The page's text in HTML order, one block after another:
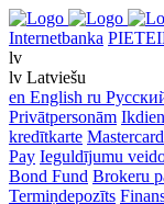
Internetbanka
lv
lv Latviešu
en English ru
Privātpersonām
kredītkarte
Pay Ieguldījumu
Bond Fund Brokeru
Termiņdepozīts